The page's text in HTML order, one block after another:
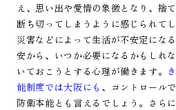
え、思い出や愛情の象徴となり、捨
断ち切ってしまうように感じられて
災害などによって生活が不安定にな
安から、いつか必要になるかもしれ
いておこうとする心理が働きます。
能制度では大阪にも 、コントロール
防衛本能とも言えるでしょう。さら